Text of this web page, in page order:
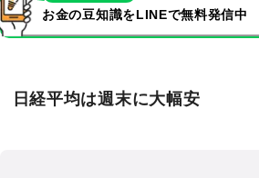
お金の豆知識をLINEで無料発信中
日経平均は週末に大幅安